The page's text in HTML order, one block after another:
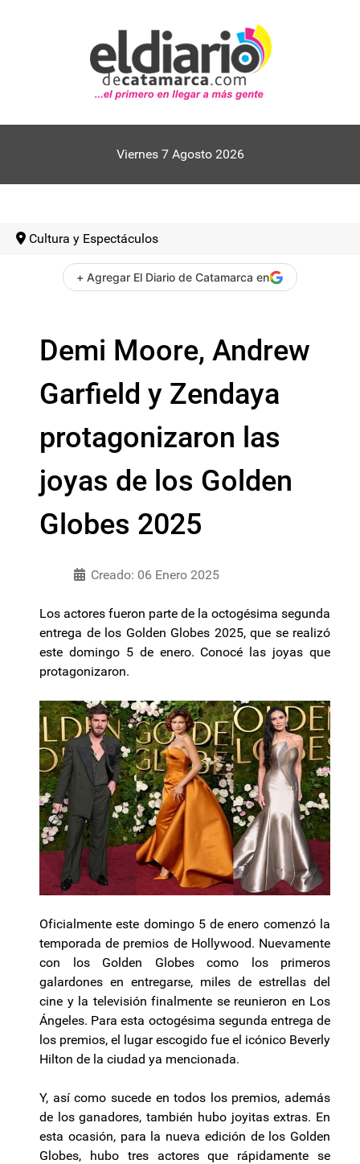
Viernes 7 Agosto 2026
Cultura y Espectáculos
+ Agregar El Diario de Catamarca en
Demi Moore, Andrew
Garfield y Zendaya
protagonizaron las
joyas de los Golden
Globes 2025
Creado: 06 Enero 2025
Los actores fueron parte de la octogésima segunda
entrega de los Golden Globes 2025, que se realizó
este domingo 5 de enero. Conocé las joyas que
protagonizaron.
Oficialmente este domingo 5 de enero comenzó la
temporada de premios de Hollywood. Nuevamente
con los Golden Globes como los primeros
galardones en entregarse, miles de estrellas del
cine y la televisión finalmente se reunieron en Los
Ángeles. Para esta octogésima segunda entrega de
los premios, el lugar escogido fue el icónico Beverly
Hilton de la ciudad ya mencionada.
Y, así como sucede en todos los premios, además
de los ganadores, también hubo joyitas extras. En
esta ocasión, para la nueva edición de los Golden
Globes, hubo tres actores que rápidamente se